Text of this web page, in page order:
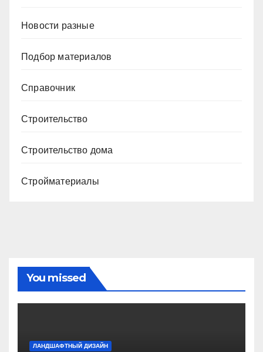
Новости разные
Подбор материалов
Справочник
Строительство
Строительство дома
Стройматериалы
You missed
ЛАНДШАФТНЫЙ ДИЗАЙН